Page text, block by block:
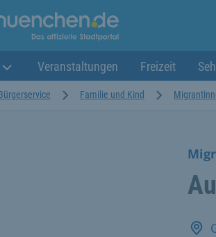
Veranstaltungen Freizeit
Familie und Kind